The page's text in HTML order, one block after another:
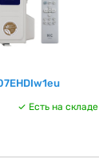
Есть на складе